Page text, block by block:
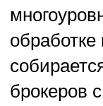
брокеров